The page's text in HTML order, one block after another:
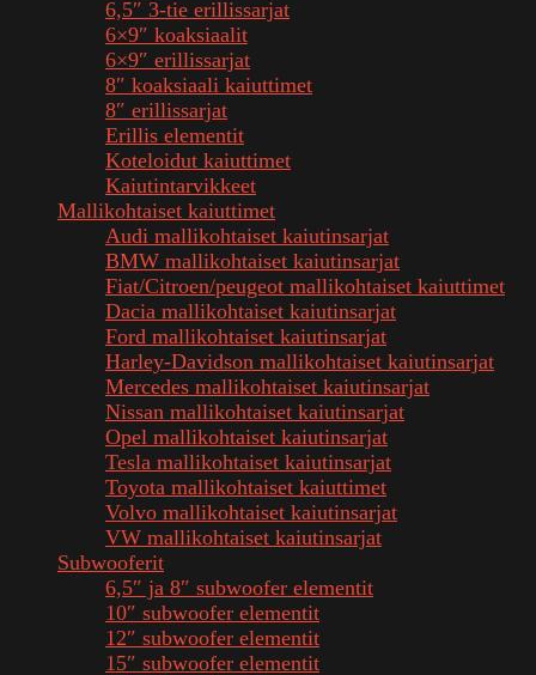
6,5″ 3-tie erillissarjat
6×9″ koaksiaalit
6×9″ erillissarjat
8″ koaksiaali kaiuttimet
8″ erillissarjat
Erillis elementit
Koteloidut kaiuttimet
Kaiutintarvikkeet
Mallikohtaiset kaiuttimet
Audi mallikohtaiset kaiutinsarjat
BMW mallikohtaiset kaiutinsarjat
Fiat/Citroen/peugeot mallikohtaiset kaiuttimet
Dacia mallikohtaiset kaiutinsarjat
Ford mallikohtaiset kaiutinsarjat
Harley-Davidson mallikohtaiset kaiutinsarjat
Mercedes mallikohtaiset kaiutinsarjat
Nissan mallikohtaiset kaiutinsarjat
Opel mallikohtaiset kaiutinsarjat
Tesla mallikohtaiset kaiutinsarjat
Toyota mallikohtaiset kaiuttimet
Volvo mallikohtaiset kaiutinsarjat
VW mallikohtaiset kaiutinsarjat
Subwooferit
6,5″ ja 8″ subwoofer elementit
10″ subwoofer elementit
12″ subwoofer elementit
15″ subwoofer elementit